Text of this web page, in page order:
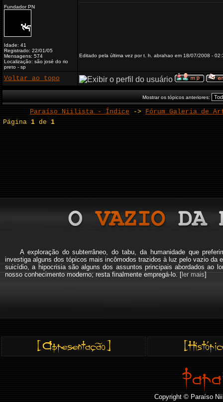
Fundador PN
Idade: 41
Registrado: 22/01/05
Mensagens: 574
Localização: são josé do rio
preto - sp
Editado pela última vez por t. h. abrahao em 18/07/2008 -
Voltar ao topo
Mostrar os tópicos anteriores:
Paraíso Niilista - Índice -> Fórum Galeria de
Página1 de1
A exploração do subterrâneo, do tabu, da humanidade que
investiga alguns dos tópicos mais incômodos trazidos à luz pelo vazio da
suicídio, a hipocrisia são alguns dos assuntos principais abordados ao
nosso conhecimento moderno; resta finalmente empregá-lo. [ler mais]
Copyright © Paraíso